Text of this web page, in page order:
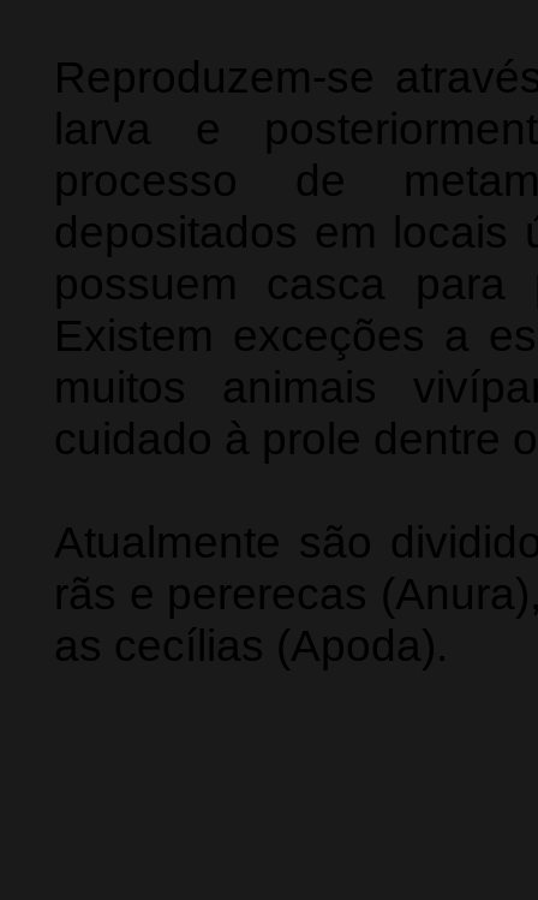
Reproduzem-se
larva e
processo de
depositados em locais
possuem casca para
Existem exceções a
muitos animais
cuidado à prole dentre
Atualmente são
rãs e pererecas
as cecílias (Apoda).